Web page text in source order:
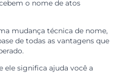
diversas operações, como
financeiro tradicional,
de atos de comércio. Mas,
o nome de atos